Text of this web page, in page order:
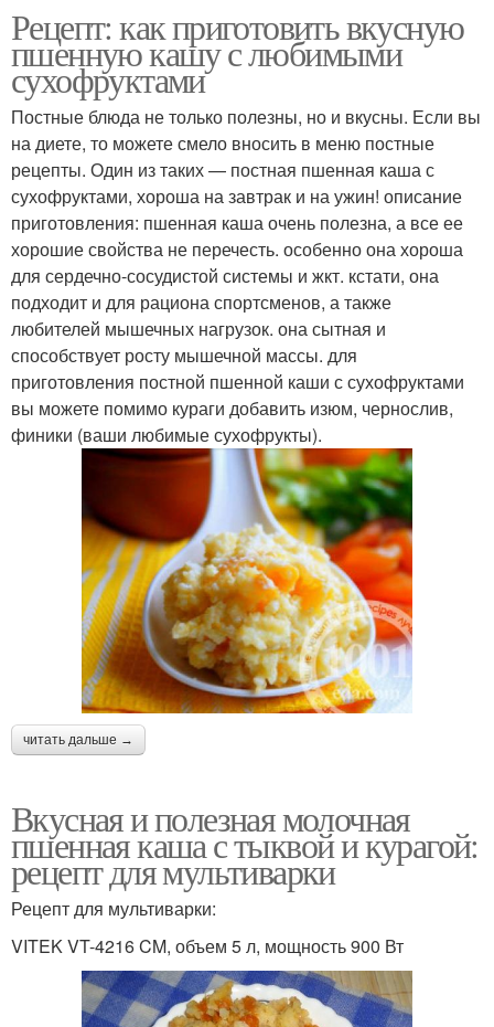
Рецепт: как приготовить вкусную
пшенную кашу с любимыми
сухофруктами
Постные блюда не только полезны, но и вкусны. Если вы
на диете, то можете смело вносить в меню постные
рецепты. Один из таких — постная пшенная каша с
сухофруктами, хороша на завтрак и на ужин! описание
приготовления: пшенная каша очень полезна, а все ее
хорошие свойства не перечесть. особенно она хороша
для сердечно-сосудистой системы и жкт. кстати, она
подходит и для рациона спортсменов, а также
любителей мышечных нагрузок. она сытная и
способствует росту мышечной массы. для
приготовления постной пшенной каши с сухофруктами
вы можете помимо кураги добавить изюм, чернослив,
финики (ваши любимые сухофрукты).
читать дальше →
Вкусная и полезная молочная
пшенная каша с тыквой и курагой:
рецепт для мультиварки
Рецепт для мультиварки:
VITEK VT-4216 CM, объем 5 л, мощность 900 Вт